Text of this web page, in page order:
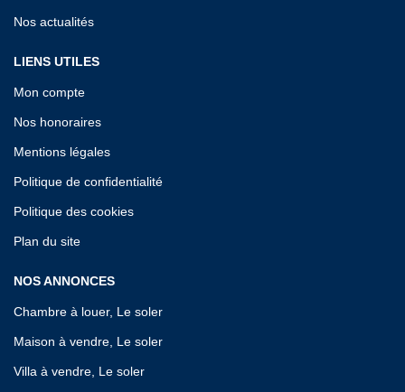
Nos actualités
LIENS UTILES
Mon compte
Nos honoraires
Mentions légales
Politique de confidentialité
Politique des cookies
Plan du site
NOS ANNONCES
Chambre à louer, Le soler
Maison à vendre, Le soler
Villa à vendre, Le soler